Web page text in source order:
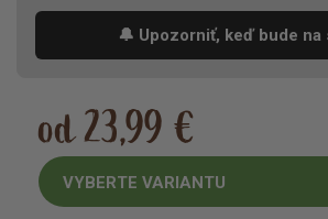
🔔 Upozorniť, keď bude na
od 23,99 €
VYBERTE VARIANTU